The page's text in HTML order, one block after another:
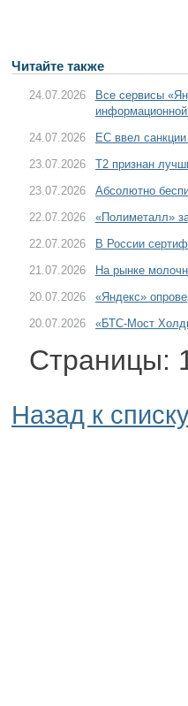
Читайте также
24.07.2026
Все сервисы
24.07.2026
ЕС ввел
23.07.2026
T2 признан
23.07.2026
Абсолютно
22.07.2026
«Полиметалл»
22.07.2026
В России
21.07.2026
На рынке
20.07.2026
«Яндекс»
20.07.2026
«БТС-Мост
Страницы:
Назад к